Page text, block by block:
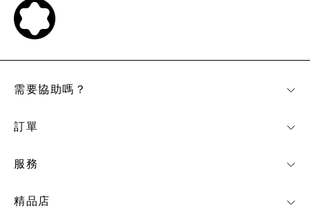
需要協助嗎？
訂單
服務
精品店